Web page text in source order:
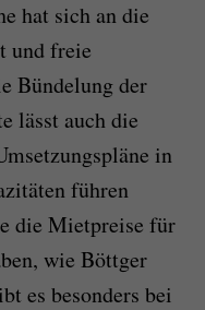
hat sich an die
und freie
Bündelung der
lässt auch die
in
führen
die Mietpreise für
wie Böttger
es besonders bei